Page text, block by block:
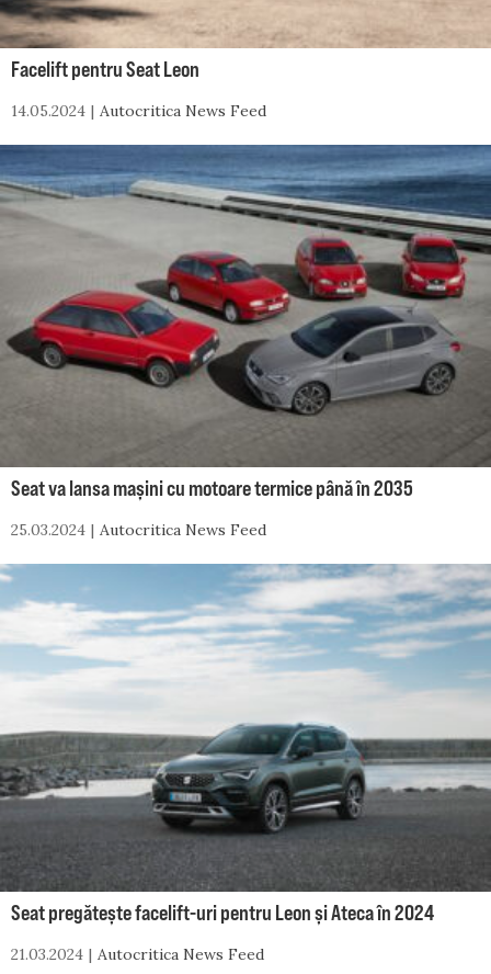
Facelift pentru Seat Leon
14.05.2024 Autocritica News Feed
Seat va lansa mașini cu motoare termice până în 2035
25.03.2024 Autocritica News Feed
Seat pregătește facelift-uri pentru Leon și Ateca în 2024
21.03.2024 Autocritica News Feed